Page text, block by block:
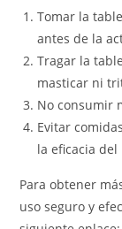
Tomar la
antes de la
Tragar la
masticar ni
No consumir
Evitar
la eficacia
Para obtener
uso seguro y